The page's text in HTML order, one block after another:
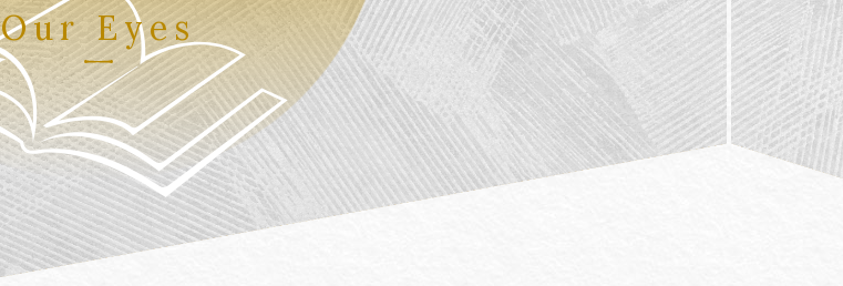
Our Eyes